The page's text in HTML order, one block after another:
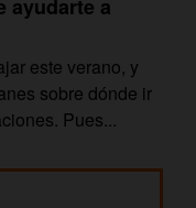
ayudarte a
este verano, y
sobre dónde ir
Pues...